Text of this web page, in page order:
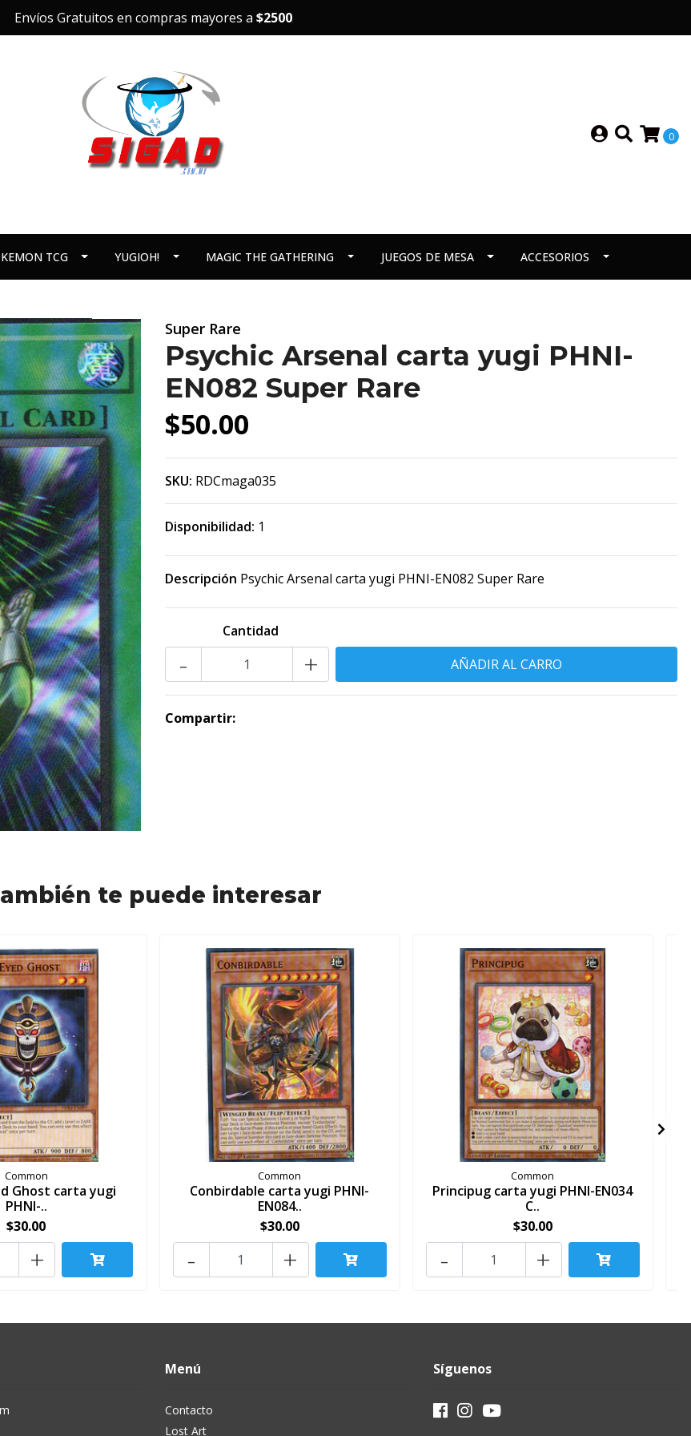
Envíos Gratuitos en compras mayores a $2500
0
TCG YUGIOH! MAGIC THE GATHERING JUEGOS DE MESA ACCESORIOS
Super Rare
Psychic Arsenal carta yugi PHNI-
EN082 Super Rare
$50.00
SKU: RDCmaga035
Disponibilidad: 1
Descripción Psychic Arsenal carta yugi PHNI-EN082 Super Rare
Cantidad
+
-
Compartir:
te puede interesar
Common
Ghost carta yugi
PHNI-..
$30.00
+
Common
Conbirdable carta yugi PHNI-
EN084..
$30.00
+
-
Common
Principug carta yugi PHNI-EN034
C..
$30.00
+
-
Menú
Contacto
Lost Art
Síguenos